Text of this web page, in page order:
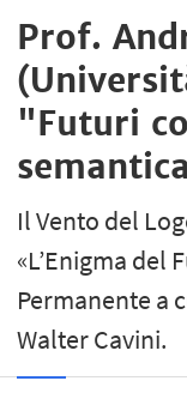
Prof.
"Futuri
Il Vento del
«L’Enigma del
Permanente a
Walter Cavini.